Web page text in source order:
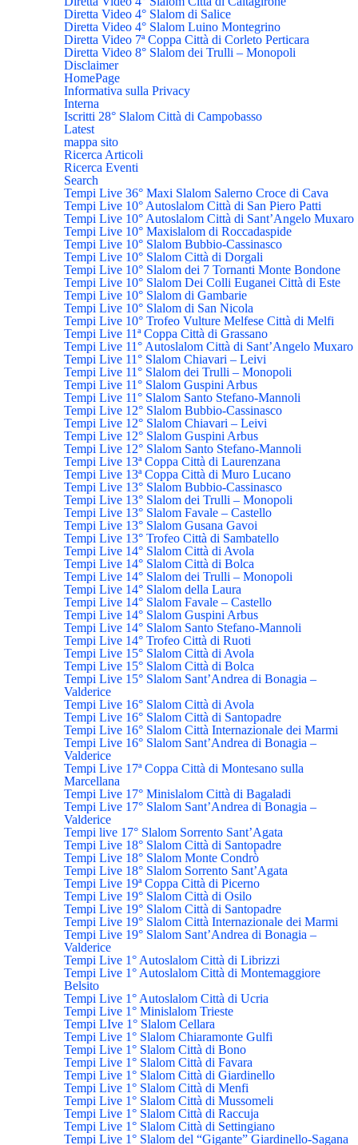
Diretta Video 4° Slalom di Salice
Diretta Video 4° Slalom Luino Montegrino
Diretta Video 7ª Coppa Città di Corleto Perticara
Diretta Video 8° Slalom dei Trulli – Monopoli
Disclaimer
HomePage
Informativa sulla Privacy
Interna
Iscritti 28° Slalom Città di Campobasso
Latest
mappa sito
Ricerca Articoli
Ricerca Eventi
Search
Tempi Live 36° Maxi Slalom Salerno Croce di Cava
Tempi Live 10° Autoslalom Città di San Piero Patti
Tempi Live 10° Autoslalom Città di Sant’Angelo Muxaro
Tempi Live 10° Maxislalom di Roccadaspide
Tempi Live 10° Slalom Bubbio-Cassinasco
Tempi Live 10° Slalom Città di Dorgali
Tempi Live 10° Slalom dei 7 Tornanti Monte Bondone
Tempi Live 10° Slalom Dei Colli Euganei Città di Este
Tempi Live 10° Slalom di Gambarie
Tempi Live 10° Slalom di San Nicola
Tempi Live 10° Trofeo Vulture Melfese Città di Melfi
Tempi Live 11ª Coppa Città di Grassano
Tempi Live 11° Autoslalom Città di Sant’Angelo Muxaro
Tempi Live 11° Slalom Chiavari – Leivi
Tempi Live 11° Slalom dei Trulli – Monopoli
Tempi Live 11° Slalom Guspini Arbus
Tempi Live 11° Slalom Santo Stefano-Mannoli
Tempi Live 12° Slalom Bubbio-Cassinasco
Tempi Live 12° Slalom Chiavari – Leivi
Tempi Live 12° Slalom Guspini Arbus
Tempi Live 12° Slalom Santo Stefano-Mannoli
Tempi Live 13ª Coppa Città di Laurenzana
Tempi Live 13ª Coppa Città di Muro Lucano
Tempi Live 13° Slalom Bubbio-Cassinasco
Tempi Live 13° Slalom dei Trulli – Monopoli
Tempi Live 13° Slalom Favale – Castello
Tempi Live 13° Slalom Gusana Gavoi
Tempi Live 13° Trofeo Città di Sambatello
Tempi Live 14° Slalom Città di Avola
Tempi Live 14° Slalom Città di Bolca
Tempi Live 14° Slalom dei Trulli – Monopoli
Tempi Live 14° Slalom della Laura
Tempi Live 14° Slalom Favale – Castello
Tempi Live 14° Slalom Guspini Arbus
Tempi Live 14° Slalom Santo Stefano-Mannoli
Tempi Live 14° Trofeo Città di Ruoti
Tempi Live 15° Slalom Città di Avola
Tempi Live 15° Slalom Città di Bolca
Tempi Live 15° Slalom Sant’Andrea di Bonagia –
Valderice
Tempi Live 16° Slalom Città di Avola
Tempi Live 16° Slalom Città di Santopadre
Tempi Live 16° Slalom Città Internazionale dei Marmi
Tempi Live 16° Slalom Sant’Andrea di Bonagia –
Valderice
Tempi Live 17ª Coppa Città di Montesano sulla
Marcellana
Tempi Live 17° Minislalom Città di Bagaladi
Tempi Live 17° Slalom Sant’Andrea di Bonagia –
Valderice
Tempi live 17° Slalom Sorrento Sant’Agata
Tempi Live 18° Slalom Città di Santopadre
Tempi Live 18° Slalom Monte Condrò
Tempi Live 18° Slalom Sorrento Sant’Agata
Tempi Live 19ª Coppa Città di Picerno
Tempi Live 19° Slalom Città di Osilo
Tempi Live 19° Slalom Città di Santopadre
Tempi Live 19° Slalom Città Internazionale dei Marmi
Tempi Live 19° Slalom Sant’Andrea di Bonagia –
Valderice
Tempi Live 1° Autoslalom Città di Librizzi
Tempi Live 1° Autoslalom Città di Montemaggiore
Belsito
Tempi Live 1° Autoslalom Città di Ucria
Tempi Live 1° Minislalom Trieste
Tempi LIve 1° Slalom Cellara
Tempi Live 1° Slalom Chiaramonte Gulfi
Tempi Live 1° Slalom Città di Bono
Tempi Live 1° Slalom Città di Favara
Tempi Live 1° Slalom Città di Giardinello
Tempi Live 1° Slalom Città di Menfi
Tempi Live 1° Slalom Città di Mussomeli
Tempi Live 1° Slalom Città di Raccuja
Tempi Live 1° Slalom Città di Settingiano
Tempi Live 1° Slalom del “Gigante” Giardinello-Sagana